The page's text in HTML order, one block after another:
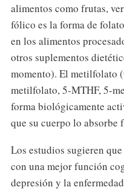
alimentos como frutas,
fólico es la forma de
en los alimentos
otros suplementos
momento). El metilfolato
metilfolato, 5-MTHF, 5-
forma biológicamente
que su cuerpo lo absorbe
Los estudios sugieren
con una mejor función
depresión y la